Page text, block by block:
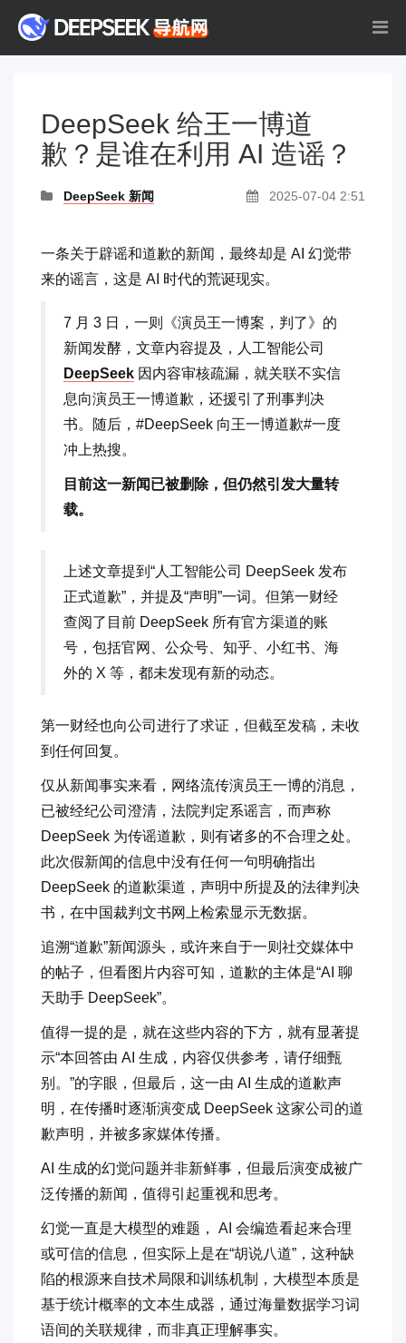
DeepSeek 给王一博道
歉？是谁在利用 AI 造谣？
DeepSeek 新闻 2025-07-04 2:51
一条关于辟谣和道歉的新闻，最终却是 AI 幻觉带
来的谣言，这是 AI 时代的荒诞现实。
7 月 3 日，一则《演员王一博案，判了》的
新闻发酵，文章内容提及，人工智能公司
DeepSeek 因内容审核疏漏，就关联不实信
息向演员王一博道歉，还援引了刑事判决
书。随后，#DeepSeek 向王一博道歉#一度
冲上热搜。
目前这一新闻已被删除，但仍然引发大量转
载。
上述文章提到“人工智能公司 DeepSeek 发布
正式道歉”，并提及“声明”一词。但第一财经
查阅了目前 DeepSeek 所有官方渠道的账
号，包括官网、公众号、知乎、小红书、海
外的 X 等，都未发现有新的动态。
第一财经也向公司进行了求证，但截至发稿，未收
到任何回复。
仅从新闻事实来看，网络流传演员王一博的消息，
已被经纪公司澄清，法院判定系谣言，而声称
DeepSeek 为传谣道歉，则有诸多的不合理之处。
此次假新闻的信息中没有任何一句明确指出
DeepSeek 的道歉渠道，声明中所提及的法律判决
书，在中国裁判文书网上检索显示无数据。
追溯“道歉”新闻源头，或许来自于一则社交媒体中
的帖子，但看图片内容可知，道歉的主体是“AI 聊
天助手 DeepSeek”。
值得一提的是，就在这些内容的下方，就有显著提
示“本回答由 AI 生成，内容仅供参考，请仔细甄
别。”的字眼，但最后，这一由 AI 生成的道歉声
明，在传播时逐渐演变成 DeepSeek 这家公司的道
歉声明，并被多家媒体传播。
AI 生成的幻觉问题并非新鲜事，但最后演变成被广
泛传播的新闻，值得引起重视和思考。
幻觉一直是大模型的难题， AI 会编造看起来合理
或可信的信息，但实际上是在“胡说八道”，这种缺
陷的根源来自技术局限和训练机制，大模型本质是
基于统计概率的文本生成器，通过海量数据学习词
语间的关联规律，而非真正理解事实。